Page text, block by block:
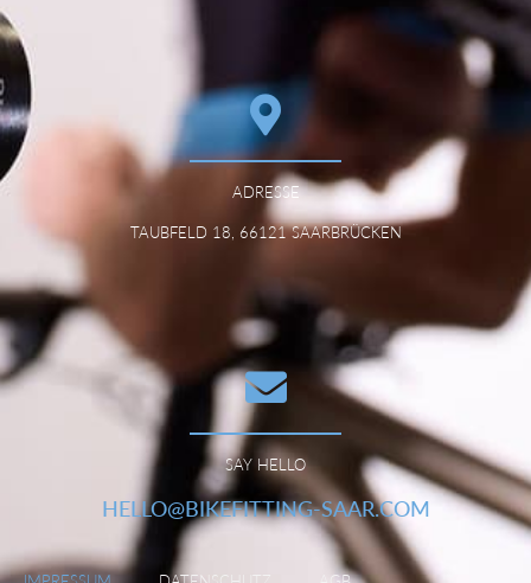
ADRESSE
TAUBFELD 18, 66121 SAARBRÜCKEN
SAY HELLO
HELLO@BIKEFITTING-SAAR.COM